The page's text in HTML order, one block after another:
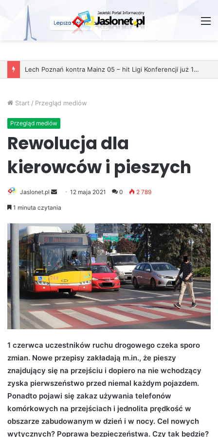
Start / Przegląd mediów
Przegląd mediów
Rewolucja dla
kierowców i pieszych
Jaslonet.pl
e
d
a
n
e
m
a
i
l
12 maja 2021 0 2 789
1 minuta czytania
1 czerwca uczestników ruchu drogowego czeka sporo
zmian. Nowe przepisy zakładają m.in., że pieszy
znajdujący się na przejściu i dopiero na nie wchodzący
zyska pierwszeństwo przed niemal każdym pojazdem.
Ponadto pojawi się zakaz używania telefonów
komórkowych na przejściach i jednolita prędkość w
obszarze zabudowanym w dzień i w nocy. Cel nowych
wytycznych? Poprawa bezpieczeństwa. Czy tak będzie?